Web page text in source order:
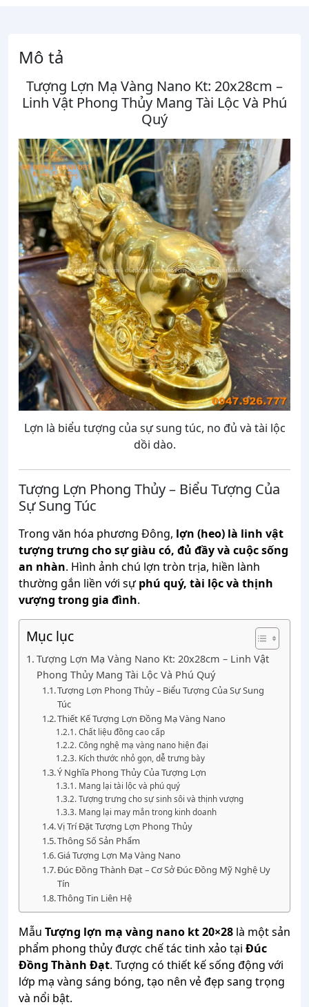
Mô tả
Tượng Lợn Mạ Vàng Nano Kt: 20x28cm –
Linh Vật Phong Thủy Mang Tài Lộc Và Phú
Quý
Lợn là biểu tượng của sự sung túc, no đủ và tài lộc
dồi dào.
Tượng Lợn Phong Thủy – Biểu Tượng Của
SựSung Túc
Trong văn hóa phương Đông, lợn (heo) là linh vật
tượng trưng chosựgiàu có, đủ đầyvà cuộcsống
an nhàn. Hình ảnh chú lợn tròn trịa, hiền lành
thường gắn liền với sựphú quý, tài lộcvà thịnh
vượng trong gia đình.
Mục lục
Tượng Lợn Mạ Vàng Nano Kt: 20x28cm – Linh Vật
Phong Thủy Mang Tài Lộc Và Phú Quý
Tượng Lợn Phong Thủy – Biểu Tượng Của Sự Sung
Túc
Thiết Kế Tượng Lợn Đồng Mạ Vàng Nano
Chất liệu đồng cao cấp
Công nghệ mạ vàng nano hiện đại
Kích thước nhỏ gọn, dễ trưng bày
Ý Nghĩa Phong Thủy Của Tượng Lợn
Mang lại tài lộc và phú quý
Tượng trưng cho sự sinh sôi và thịnh vượng
Mang lại may mắn trong kinh doanh
Vị Trí Đặt Tượng Lợn Phong Thủy
Thông Số Sản Phẩm
Giá Tượng Lợn Mạ Vàng Nano
Đúc Đồng Thành Đạt – Cơ Sở Đúc Đồng Mỹ Nghệ Uy
Tín
Thông Tin Liên Hệ
Mẫu Tượng lợn mạ vàng nano kt20×28 là mộtsản
phẩm phong thủyđược chếtác tinh xảo tại Đúc
Đồng Thành Đạt. Tượng có thiết kếsống động với
lớp mạ vàng sáng bóng, tạo nên vẻđẹp sang trọng
và nổi bật.